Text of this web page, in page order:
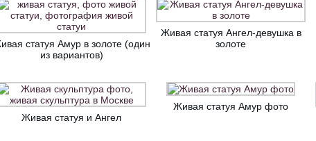
статуя Амур в золоте (один
из вариантов)
Живая статуя Ангел-девушка в
золоте
Живая статуя и Ангел
Живая статуя Амур фото